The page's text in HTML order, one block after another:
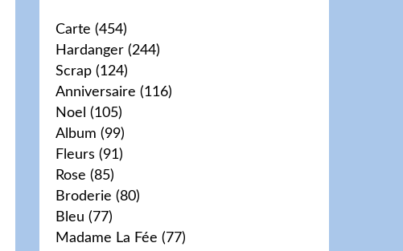
Carte (454)
Hardanger (244)
Scrap (124)
Anniversaire (116)
Noel (105)
Album (99)
Fleurs (91)
Rose (85)
Broderie (80)
Bleu (77)
Madame La Fée (77)